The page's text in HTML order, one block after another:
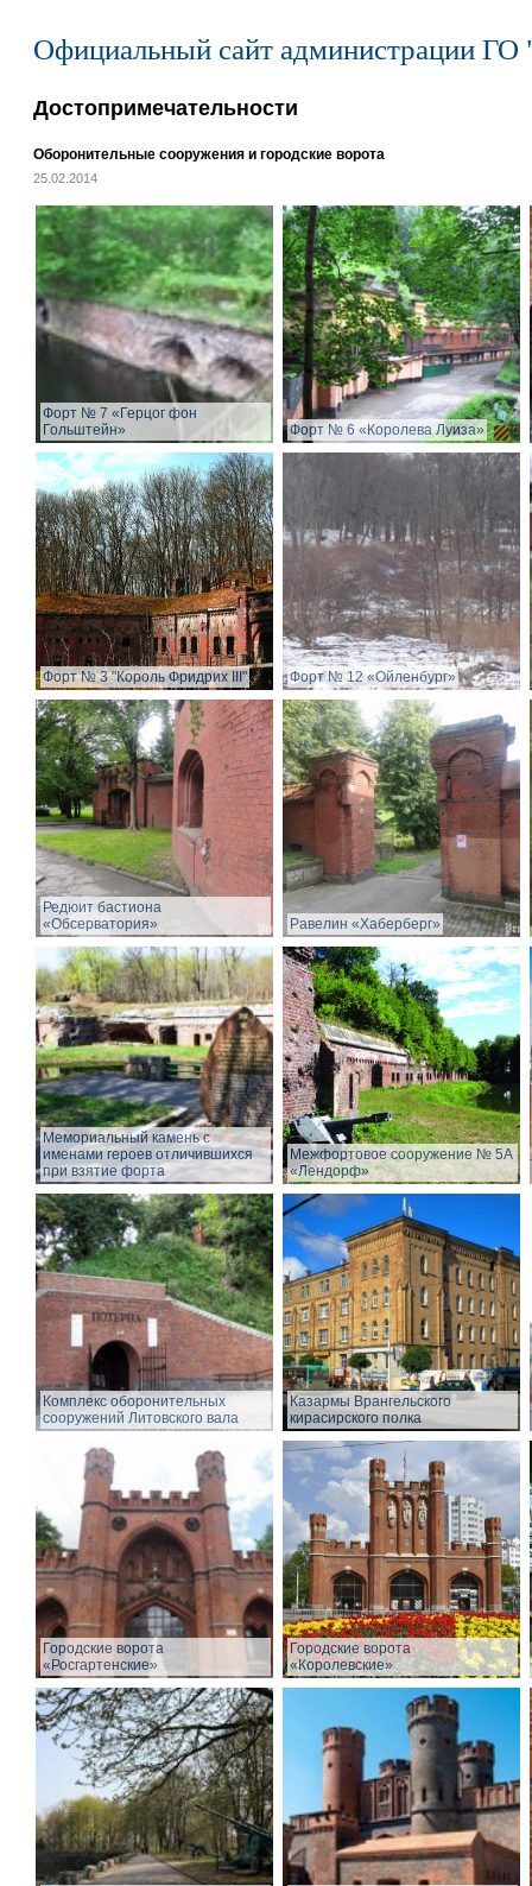
Официальный сайт администрации ГО
Достопримечательности
Оборонительные сооружения и городские ворота
25.02.2014
Форт № 7 «Герцог фон
Гольштейн»
Форт № 6 «Королева Луиза»
Форт № 3 "Король Фридрих III" Форт № 12 «Ойленбург»
Редюит бастиона
«Обсерватория»
Равелин «Хаберберг»
Мемориальный камень с
именами героев отличившихся
при взятие форта
Межфортовое сооружение № 5А
«Лендорф»
Комплекс оборонительных
сооружений Литовского вала
Казармы Врангельского
кирасирского полка
Городские ворота
«Росгартенские»
Городские ворота
«Королевские»